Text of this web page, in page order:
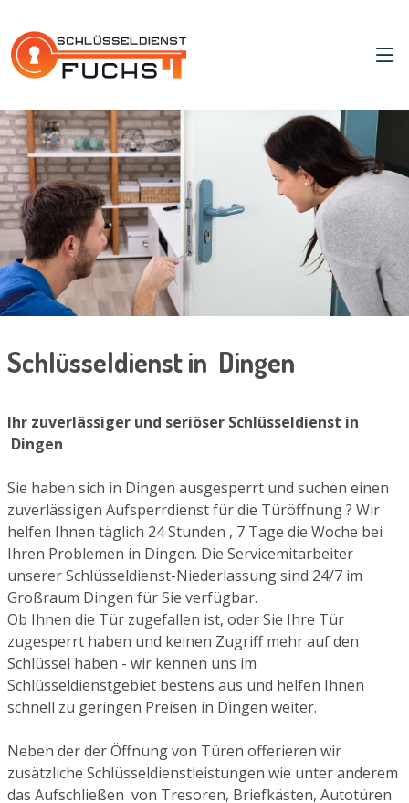
Schlüsseldienst in Dingen
Ihr zuverlässiger und seriöser Schlüsseldienst in
Dingen
Sie haben sich in Dingen ausgesperrt und suchen einen
zuverlässigen Aufsperrdienst für die Türöffnung ? Wir
helfen Ihnen täglich 24 Stunden , 7 Tage die Woche bei
Ihren Problemen in Dingen. Die Servicemitarbeiter
unserer Schlüsseldienst-Niederlassung sind 24/7 im
Großraum Dingen für Sie verfügbar.
Ob Ihnen die Tür zugefallen ist, oder Sie Ihre Tür
zugesperrt haben und keinen Zugriff mehr auf den
Schlüssel haben - wir kennen uns im
Schlüsseldienstgebiet bestens aus und helfen Ihnen
schnell zu geringen Preisen in Dingen weiter.
Neben der der Öffnung von Türen offerieren wir
zusätzliche Schlüsseldienstleistungen wie unter anderem
das Aufschließen von Tresoren, Briefkästen, Autotüren